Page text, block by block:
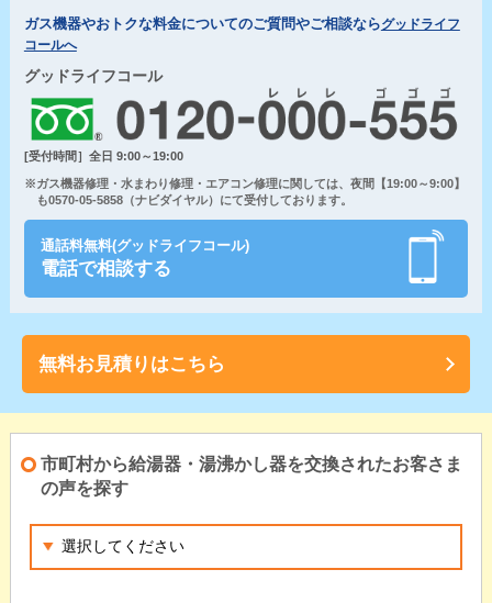
ガス機器やおトクな料金についてのご質問やご相談ならグッドライフ
コールへ
グッドライフコール
[受付時間］全日 9:00～19:00
※ガス機器修理・水まわり修理・エアコン修理に関しては、夜間【19:00～9:00】
も0570-05-5858（ナビダイヤル）にて受付しております。
通話料無料(グッドライフコール)
電話で相談する
無料お見積りはこちら
市町村から給湯器・湯沸かし器を交換されたお客さま
の声を探す